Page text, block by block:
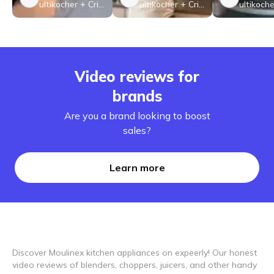
ultikocher + Cris
p Aufsatz (Zube
ultikocher + Cris
p Aufsatz (Zube
p
Video reviews for
brands
Are you a brand looking to boost
sales?
Learn more
Discover Moulinex kitchen appliances on expeerly! Our honest
video reviews of blenders, choppers, juicers, and other handy